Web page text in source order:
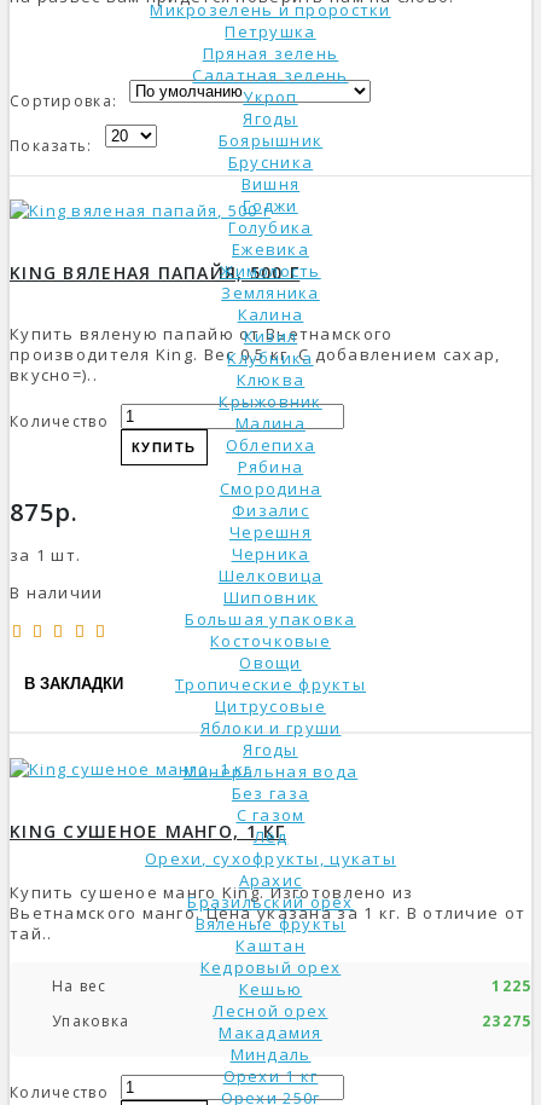
Микрозелень и проростки
Петрушка
Пряная зелень
Салатная зелень
Укроп
Ягоды
Боярышник
Брусника
Вишня
Годжи
Голубика
Ежевика
Жимолость
Земляника
Калина
Кизил
Клубника
Клюква
Крыжовник
Малина
Облепиха
Рябина
Смородина
Физалис
Черешня
Черника
Шелковица
Шиповник
Большая упаковка
Косточковые
Овощи
Тропические фрукты
Цитрусовые
Яблоки и груши
Ягоды
Минеральная вода
Без газа
С газом
Лёд
Орехи, сухофрукты, цукаты
Арахис
Бразильский орех
Вяленые фрукты
Каштан
Кедровый орех
Кешью
Лесной орех
Макадамия
Миндаль
Орехи 1 кг
Орехи 250г
Сортировка:
Показать:
KING ВЯЛЕНАЯ ПАПАЙЯ, 500 Г
Купить вяленую папайю от Вьетнамского
производителя King. Вес 0,5 кг. С добавлением сахар,
вкусно=)..
Количество
КУПИТЬ
875р.
за 1 шт.
В наличии
В ЗАКЛАДКИ
KING СУШЕНОЕ МАНГО, 1 КГ
Купить сушеное манго King. Изготовлено из
Вьетнамского манго. Цена указана за 1 кг. В отличие от
тай..
На вес
Упаковка
Количество